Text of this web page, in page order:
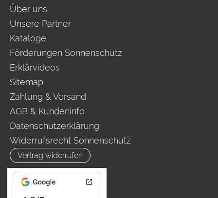
Über uns
Unsere Partner
Kataloge
Förderungen Sonnenschutz
Erklärvideos
Sitemap
Zahlung & Versand
AGB & Kundeninfo
Datenschutzerklärung
Widerrufsrecht Sonnenschutz
Vertrag widerrufen